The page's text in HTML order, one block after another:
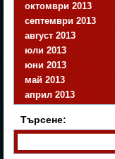
октомври 2013
септември 2013
август 2013
юли 2013
юни 2013
май 2013
април 2013
Търсене: